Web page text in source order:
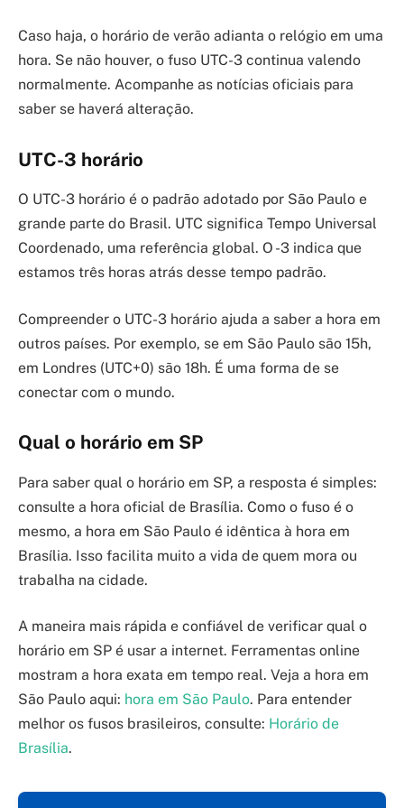
Caso haja, o horário de verão adianta o relógio em uma
hora. Se não houver, o fuso UTC-3 continua valendo
normalmente. Acompanhe as notícias oficiais para
saber se haverá alteração.
UTC-3 horário
O UTC-3 horário é o padrão adotado por São Paulo e
grande parte do Brasil. UTC significa Tempo Universal
Coordenado, uma referência global. O -3 indica que
estamos três horas atrás desse tempo padrão.
Compreender o UTC-3 horário ajuda a saber a hora em
outros países. Por exemplo, se em São Paulo são 15h,
em Londres (UTC+0) são 18h. É uma forma de se
conectar com o mundo.
Qual o horário em SP
Para saber qual o horário em SP, a resposta é simples:
consulte a hora oficial de Brasília. Como o fuso é o
mesmo, a hora em São Paulo é idêntica à hora em
Brasília. Isso facilita muito a vida de quem mora ou
trabalha na cidade.
A maneira mais rápida e confiável de verificar qual o
horário em SP é usar a internet. Ferramentas online
mostram a hora exata em tempo real. Veja a hora em
São Paulo aqui: hora em São Paulo. Para entender
melhor os fusos brasileiros, consulte: Horário de
Brasília.